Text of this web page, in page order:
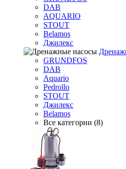
DAB
AQUARIO
STOUT
Belamos
Джилекс
GRUNDFOS
DAB
Aquario
Pedrollo
STOUT
Джилекс
Belamos
Все категории (8)